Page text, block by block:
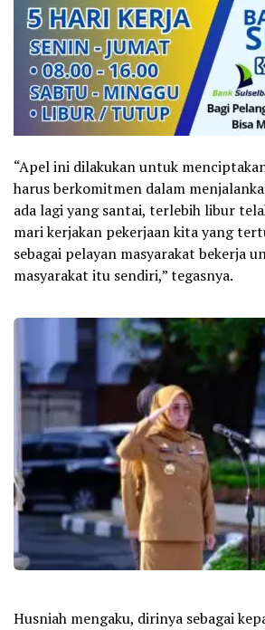
“Apel ini dilakukan untuk
harus berkomitmen dalam
ada lagi yang santai, terlebih libur
mari kerjakan pekerjaan kita yang
sebagai pelayan masyarakat bekerja
masyarakat itu sendiri,” tegasnya.
Husniah mengaku, dirinya sebagai